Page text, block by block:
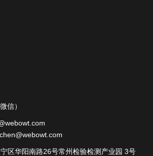
信）
区华阳南路26号常州检验检测产业园 3号